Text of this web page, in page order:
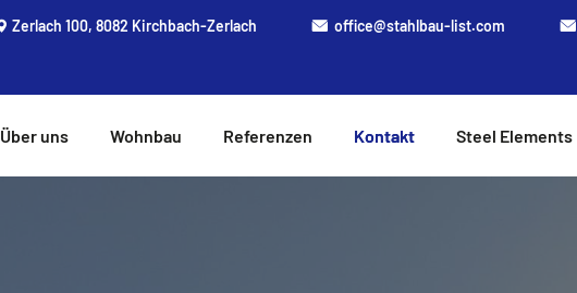
Zerlach 100, 8082 Kirchbach-Zerlach office@stahlbau-list.com
Über uns Wohnbau Referenzen Kontakt Steel Elements